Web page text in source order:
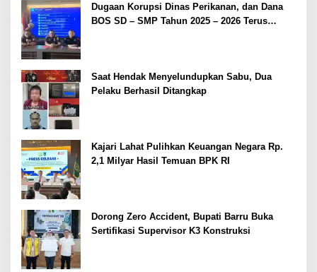
Dugaan Korupsi Dinas Perikanan, dan Dana
BOS SD – SMP Tahun 2025 – 2026 Terus
Saat Hendak Menyelundupkan Sabu, Dua
Pelaku Berhasil Ditangkap
Kajari Lahat Pulihkan Keuangan Negara Rp.
2,1 Milyar Hasil Temuan BPK RI
Dorong Zero Accident, Bupati Barru Buka
Sertifikasi Supervisor K3 Konstruksi